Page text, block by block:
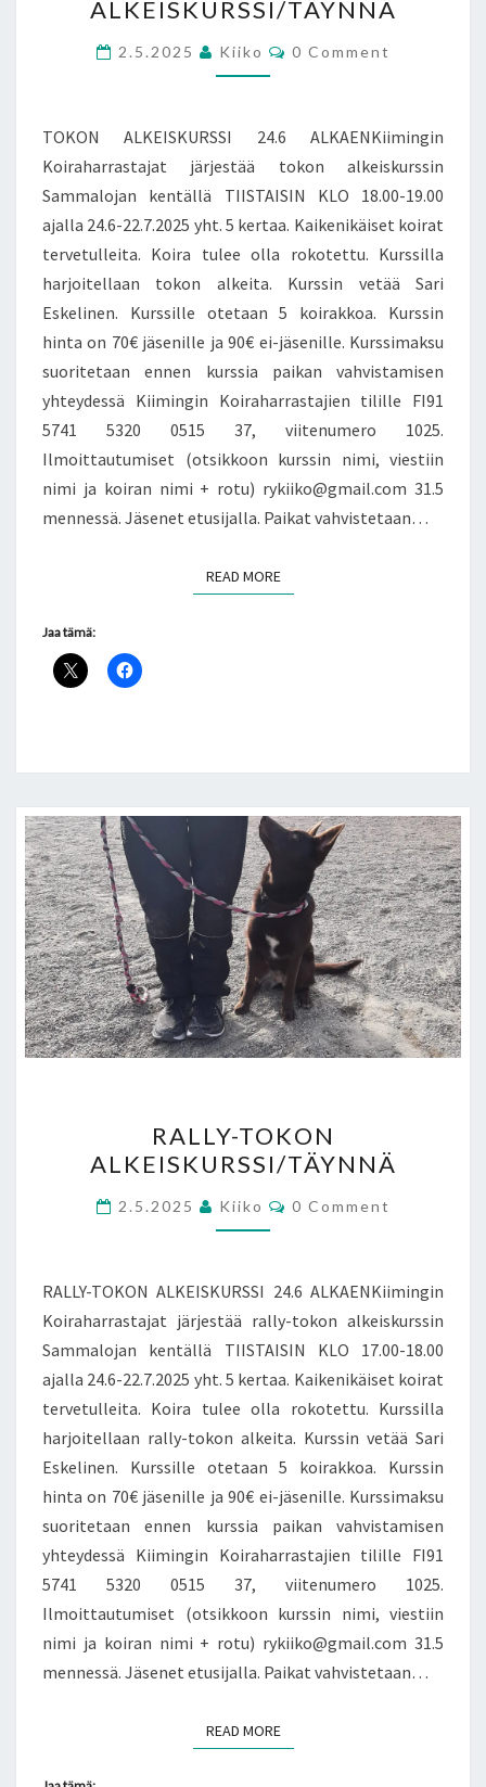
ALKEISKURSSI/TÄYNNÄ
2.5.2025 Kiiko Comments
0 Comment
TOKON ALKEISKURSSI 24.6 ALKAENKiimingin
Koiraharrastajat järjestää tokon alkeiskurssin
Sammalojan kentällä TIISTAISIN KLO 18.00-19.00
ajalla 24.6-22.7.2025 yht. 5 kertaa. Kaikenikäiset koirat
tervetulleita. Koira tulee olla rokotettu. Kurssilla
harjoitellaan tokon alkeita. Kurssin vetää Sari
Eskelinen. Kurssille otetaan 5 koirakkoa. Kurssin
hinta on 70€ jäsenille ja 90€ ei-jäsenille. Kurssimaksu
suoritetaan ennen kurssia paikan vahvistamisen
yhteydessä Kiimingin Koiraharrastajien tilille FI91
5741 5320 0515 37, viitenumero 1025.
Ilmoittautumiset (otsikkoon kurssin nimi, viestiin
nimi ja koiran nimi + rotu) rykiiko@gmail.com 31.5
mennessä. Jäsenet etusijalla. Paikat vahvistetaan…
READ MOREREAD MORE
Jaa tämä:
TOKON
ALKEISKURSSI/TÄYNNÄ
RALLY-TOKON
ALKEISKURSSI/TÄYNNÄ
2.5.2025 Kiiko Comments
0 Comment
RALLY-TOKON ALKEISKURSSI 24.6 ALKAENKiimingin
Koiraharrastajat järjestää rally-tokon alkeiskurssin
Sammalojan kentällä TIISTAISIN KLO 17.00-18.00
ajalla 24.6-22.7.2025 yht. 5 kertaa. Kaikenikäiset koirat
tervetulleita. Koira tulee olla rokotettu. Kurssilla
harjoitellaan rally-tokon alkeita. Kurssin vetää Sari
Eskelinen. Kurssille otetaan 5 koirakkoa. Kurssin
hinta on 70€ jäsenille ja 90€ ei-jäsenille. Kurssimaksu
suoritetaan ennen kurssia paikan vahvistamisen
yhteydessä Kiimingin Koiraharrastajien tilille FI91
5741 5320 0515 37, viitenumero 1025.
Ilmoittautumiset (otsikkoon kurssin nimi, viestiin
nimi ja koiran nimi + rotu) rykiiko@gmail.com 31.5
mennessä. Jäsenet etusijalla. Paikat vahvistetaan…
READ MOREREAD MORE